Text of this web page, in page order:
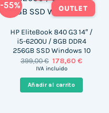
-55%
OUTLET
HP EliteBook 840 G3 14″ /
i5-6200U / 8GB DDR4
256GB SSD Windows 10
399,00€ El
precio
era:
399,00 €.
178,60€El
es:
178,60
IVA incluido
Añadir al carrito